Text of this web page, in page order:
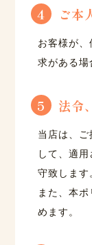
4 ご本
お客様が
求がある場
5 法令
当店は、
して、適
守致します
また、本
めます。